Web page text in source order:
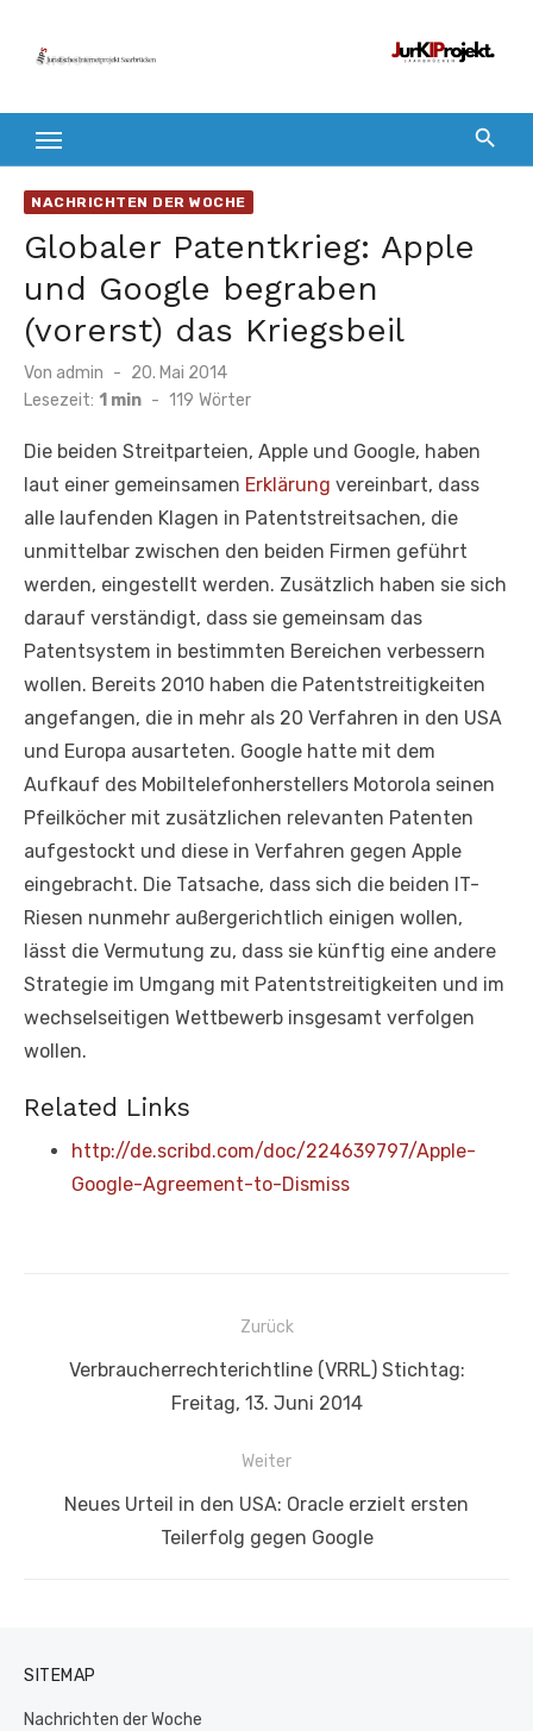
Inhalt
NACHRICHTEN DER WOCHE
Globaler Patentkrieg: Apple
und Google begraben
(vorerst) das Kriegsbeil
Von admin
Veröffentlicht
am
20. Mai 2014
Lesezeit: 1 min - 119 Wörter
Die beiden Streitparteien, Apple und Google, haben
laut einer gemeinsamen Erklärung vereinbart, dass
alle laufenden Klagen in Patentstreitsachen, die
unmittelbar zwischen den beiden Firmen geführt
werden, eingestellt werden. Zusätzlich haben sie sich
darauf verständigt, dass sie gemeinsam das
Patentsystem in bestimmten Bereichen verbessern
wollen. Bereits 2010 haben die Patentstreitigkeiten
angefangen, die in mehr als 20 Verfahren in den USA
und Europa ausarteten. Google hatte mit dem
Aufkauf des Mobiltelefonherstellers Motorola seinen
Pfeilköcher mit zusätzlichen relevanten Patenten
aufgestockt und diese in Verfahren gegen Apple
eingebracht. Die Tatsache, dass sich die beiden IT-
Riesen nunmehr außergerichtlich einigen wollen,
lässt die Vermutung zu, dass sie künftig eine andere
Strategie im Umgang mit Patentstreitigkeiten und im
wechselseitigen Wettbewerb insgesamt verfolgen
wollen.
Related Links
http://de.scribd.com/doc/224639797/Apple-
Google-Agreement-to-Dismiss
Beitragsnavigation
Zurück
Vorheriger
Verbraucherrechterichtline (VRRL) Stichtag:
Freitag, 13. Juni 2014
Weiter
Nächster
Neues Urteil in den USA: Oracle erzielt ersten
Teilerfolg gegen Google
SITEMAP
Nachrichten der Woche